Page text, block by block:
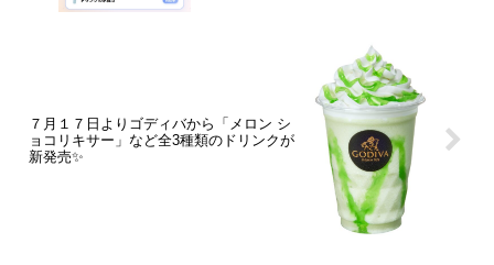
７月１７日よりゴディバから「メロン シ
ョコリキサー」など全3種類のドリンクが
新発売✨